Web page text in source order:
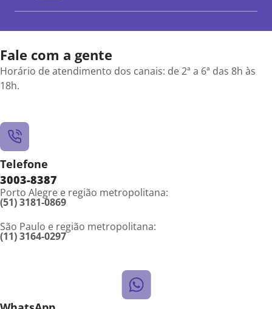
Fale com a gente
Horário de atendimento dos canais: de 2ª a 6ª das 8h às
18h.
Telefone
3003-8387
Porto Alegre e região metropolitana:
(51) 3181-0869
São Paulo e região metropolitana:
(11) 3164-0297